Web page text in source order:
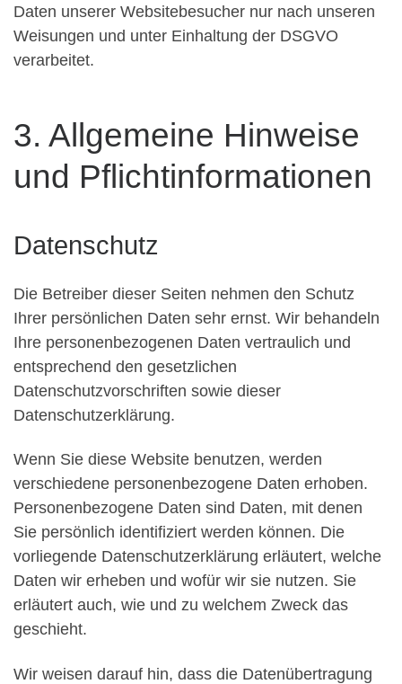
Daten unserer Websitebesucher nur nach unseren
Weisungen und unter Einhaltung der DSGVO
verarbeitet.
3. Allgemeine Hinweise
und Pflicht­informationen
Datenschutz
Die Betreiber dieser Seiten nehmen den Schutz
Ihrer persönlichen Daten sehr ernst. Wir behandeln
Ihre personenbezogenen Daten vertraulich und
entsprechend den gesetzlichen
Datenschutzvorschriften sowie dieser
Datenschutzerklärung.
Wenn Sie diese Website benutzen, werden
verschiedene personenbezogene Daten erhoben.
Personenbezogene Daten sind Daten, mit denen
Sie persönlich identifiziert werden können. Die
vorliegende Datenschutzerklärung erläutert, welche
Daten wir erheben und wofür wir sie nutzen. Sie
erläutert auch, wie und zu welchem Zweck das
geschieht.
Wir weisen darauf hin, dass die Datenübertragung